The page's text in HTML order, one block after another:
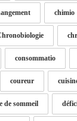
chimio
consommatio
coureur
de sommeil